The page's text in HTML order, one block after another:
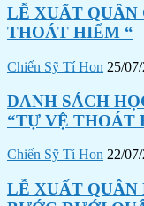
LỄ XUẤT QUÂN
THOÁT HIỂM “
Chiến Sỹ Tí Hon 25/
DANH SÁCH
“TỰ VỆ THOÁT
Chiến Sỹ Tí Hon 22/
LỄ XUẤT QUÂN